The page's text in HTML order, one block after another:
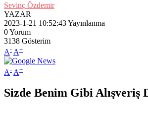
Sevinç Özdemir
YAZAR
2023-1-21 10:52:43Yayınlanma
0Yorum
3138 Gösterim
A- A+
A- A+
Sizde Benim Gibi